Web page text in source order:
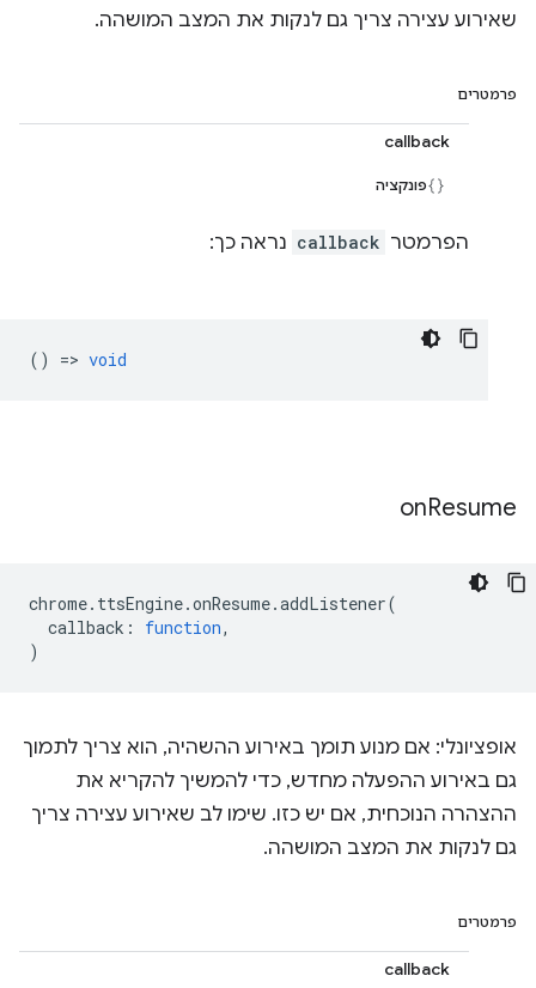
שאירוע עצירה צריך גם לנקות את המצב המושהה.
פרמטרים
callback
פונקציה
הפרמטר callback נראה כך:
() => void
onResume
chrome. ttsEngine.onResume.addListener(
callback : function,
)
אופציונלי: אם מנוע תומך באירוע ההשהיה, הוא צריך לתמוך
גם באירוע ההפעלה מחדש, כדי להמשיך להקריא את
ההצהרה הנוכחית, אם יש כזו. שימו לב שאירוע עצירה צריך
גם לנקות את המצב המושהה.
פרמטרים
callback